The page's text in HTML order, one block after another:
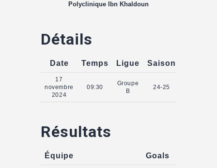
Polyclinique Ibn Khaldoun
Détails
Date Temps Ligue Saison
17
novembre
2024
09:30
Groupe
B
24-25
Résultats
Équipe Goals